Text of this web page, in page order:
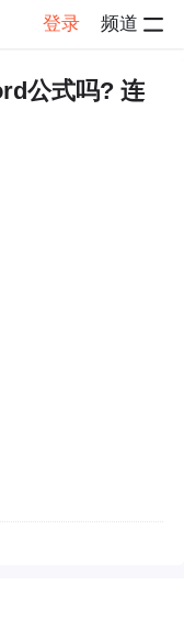
登录 频道
公式吗? 连